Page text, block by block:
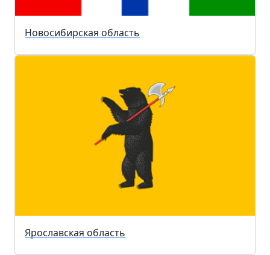
Новосибирская область
Ярославская область